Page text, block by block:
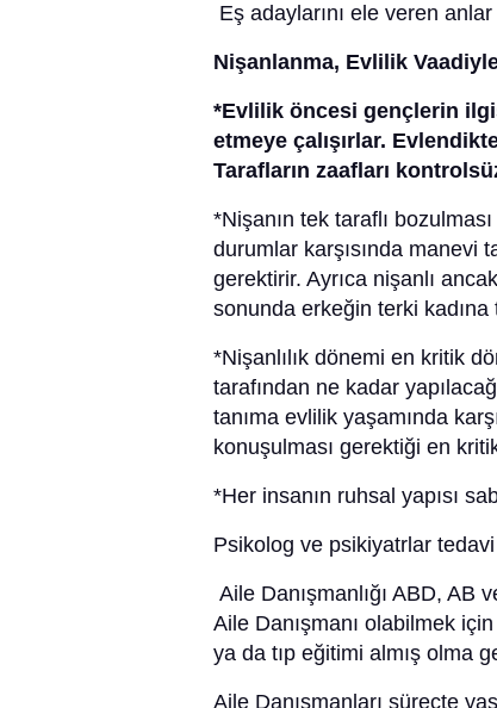
Eş adaylarını ele veren
Nişanlanma, Evlilik
*Evlilik öncesi gençlerin
etmeye çalışırlar.
Tarafların zaafları
*Nişanın tek taraflı
durumlar karşısında manevi
gerektirir. Ayrıca nişanlı
sonunda erkeğin terki
*Nişanlılık dönemi en kritik
tarafından ne kadar
tanıma evlilik yaşamında
konuşulması gerektiği en
*Her insanın ruhsal yapısı
Psikolog ve psikiyatrlar
Aile Danışmanlığı ABD, AB
Aile Danışmanı olabilmek
ya da tıp eğitimi almış olma
Aile Danışmanları süreçte